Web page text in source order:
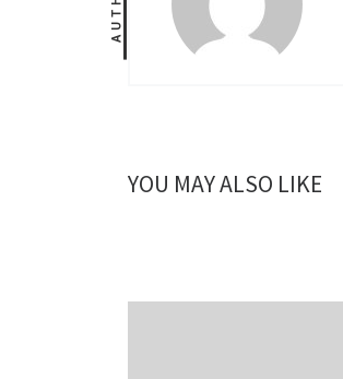
YOU MAY ALSO LIKE